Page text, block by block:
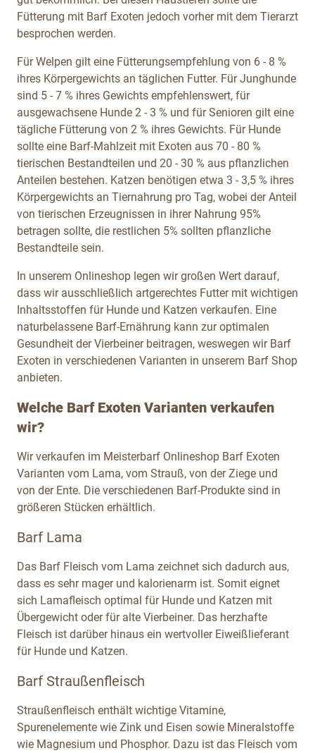
Fütterung mit Barf Exoten jedoch vorher mit dem Tierarzt
besprochen werden.
Für Welpen gilt eine Fütterungsempfehlung von 6 - 8 %
ihres Körpergewichts an täglichen Futter. Für Junghunde
sind 5 - 7 % ihres Gewichts empfehlenswert, für
ausgewachsene Hunde 2 - 3 % und für Senioren gilt eine
tägliche Fütterung von 2 % ihres Gewichts. Für Hunde
sollte eine Barf-Mahlzeit mit Exoten aus 70 - 80 %
tierischen Bestandteilen und 20 - 30 % aus pflanzlichen
Anteilen bestehen. Katzen benötigen etwa 3 - 3,5 % ihres
Körpergewichts an Tiernahrung pro Tag, wobei der Anteil
von tierischen Erzeugnissen in ihrer Nahrung 95%
betragen sollte, die restlichen 5% sollten pflanzliche
Bestandteile sein.
In unserem Onlineshop legen wir großen Wert darauf,
dass wir ausschließlich artgerechtes Futter mit wichtigen
Inhaltsstoffen für Hunde und Katzen verkaufen. Eine
naturbelassene Barf-Ernährung kann zur optimalen
Gesundheit der Vierbeiner beitragen, weswegen wir Barf
Exoten in verschiedenen Varianten in unserem Barf Shop
anbieten.
Welche Barf Exoten Varianten verkaufen
wir?
Wir verkaufen im Meisterbarf Onlineshop Barf Exoten
Varianten vom Lama, vom Strauß, von der Ziege und
von der Ente. Die verschiedenen Barf-Produkte sind in
größeren Stücken erhältlich.
Barf Lama
Das Barf Fleisch vom Lama zeichnet sich dadurch aus,
dass es sehr mager und kalorienarm ist. Somit eignet
sich Lamafleisch optimal für Hunde und Katzen mit
Übergewicht oder für alte Vierbeiner. Das herzhafte
Fleisch ist darüber hinaus ein wertvoller Eiweißlieferant
für Hunde und Katzen.
Barf Straußenfleisch
Straußenfleisch enthält wichtige Vitamine,
Spurenelemente wie Zink und Eisen sowie Mineralstoffe
wie Magnesium und Phosphor. Dazu ist das Fleisch vom